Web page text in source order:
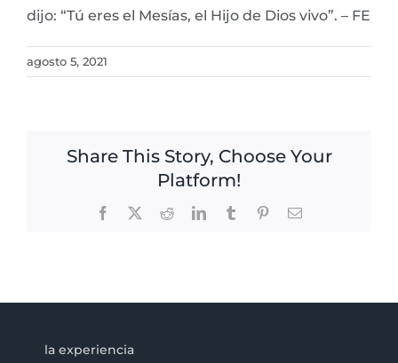
dijo: “Tú eres el Mesías, el Hijo de Dios vivo”. – FE
agosto 5, 2021
Share This Story, Choose Your
Platform!
Facebook RedditLinkedInTumblr PinterestEmail
la experiencia